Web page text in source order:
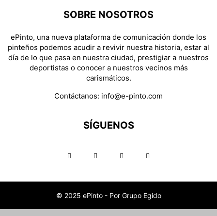
SOBRE NOSOTROS
ePinto, una nueva plataforma de comunicación donde los
pinteños podemos acudir a revivir nuestra historia, estar al
día de lo que pasa en nuestra ciudad, prestigiar a nuestros
deportistas o conocer a nuestros vecinos más
carismáticos.
Contáctanos: info@e-pinto.com
SÍGUENOS
© 2025 ePinto - Por Grupo Egido